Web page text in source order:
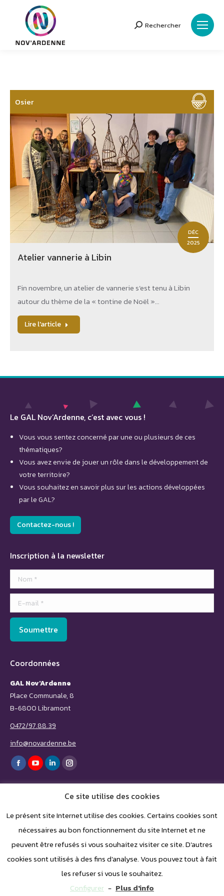
Search:
Rechercher
DÉC
2025
Osier
Atelier vannerie à Libin
Fin novembre, un atelier de vannerie s’est tenu à Libin
autour du thème de la « tontine de Noël »…
Lire l'article
Le GAL Nov’Ardenne, c’est avec vous !
Vous vous sentez concerné par une ou plusieurs de ces
thématiques?
Vous avez envie de jouer un rôle dans le développement de
votre territoire?
Vous souhaitez en savoir plus sur les actions développées
par le GAL?
Contactez-nous !
Inscription à la newsletter
Nom *
E-mail *
Soumettre
Coordonnées
GAL Nov'Ardenne
Place Communale, 8
B-6800 Libramont
0472/97.88.39
info@novardenne.be
Trouvez nous sur :
Facebook
page
in
new
window
YouTube
page
in
new
window
LinkedIn
page
opens
in
new
window
Instagram
page
opens
in
new
window
Ce site utilise des cookies
Le présent site Internet utilise des cookies. Certains cookies sont
nécessaires au bon fonctionnement du site Internet et ne
peuvent être refusés si vous souhaitez visiter ce site. D'autres
cookies sont utilisés à des fins d'analyse. Vous pouvez tout à fait
les refuser si vous le souhaitez.
Configurer - Plus d'info